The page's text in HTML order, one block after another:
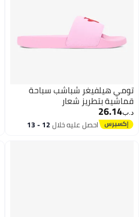
2
تومي هيلفيغر شباشب سباحة
قماشية بتطريز شعار
د.ب‏26.14
احصل عليه خلال 12 - 13